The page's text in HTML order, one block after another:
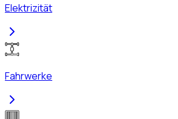
Elektrizität
Fahrwerke